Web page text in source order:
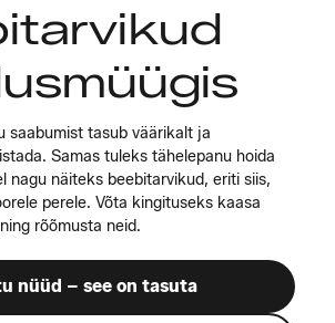
saabumist tasub väärikalt ja
Samas tuleks tähelepanu hoida
nagu näiteks beebitarvikud, eriti siis,
perele. Võta kingituseks kaasa
rõõmusta neid.
nüüd – see on tasuta